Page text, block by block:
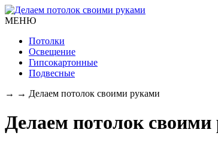
МЕНЮ
Потолки
Освещение
Гипсокартонные
Подвесные
→ → Делаем потолок своими руками
Делаем потолок